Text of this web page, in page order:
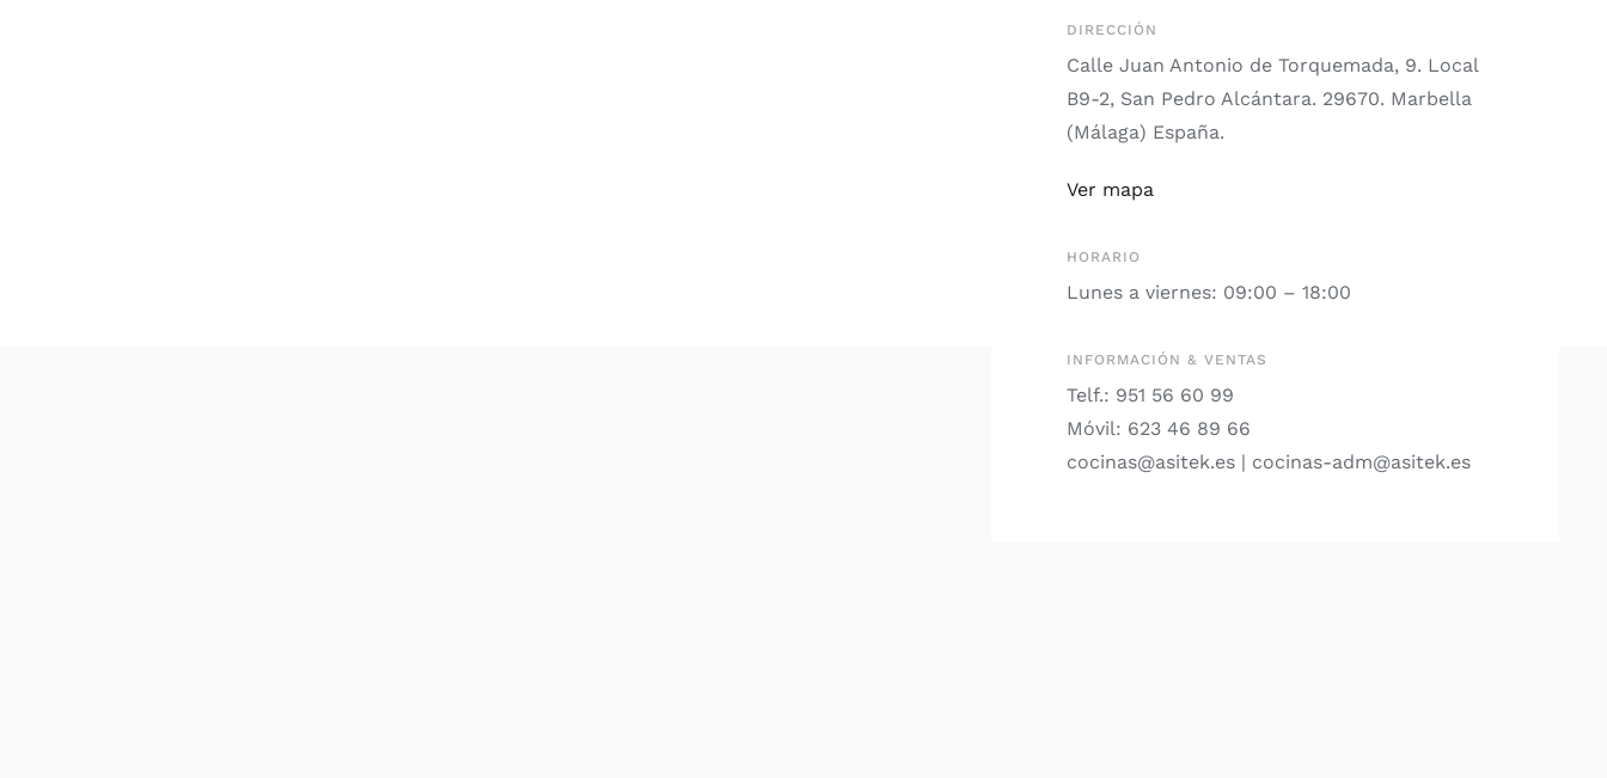
DIRECCIÓN
Calle Juan Antonio de Torquemada, 9. Local
B9-2, San Pedro Alcántara. 29670. Marbella
(Málaga) España.
Ver mapa
HORARIO
Lunes a viernes: 09:00 – 18:00
INFORMACIÓN & VENTAS
Telf.: 951 56 60 99
Móvil: 623 46 89 66
cocinas@asitek.es | cocinas-adm@asitek.es